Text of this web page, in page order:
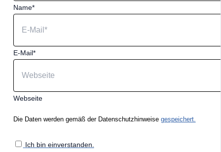
Name*
E-Mail*
Webseite
Die Daten werden gemäß der Datenschutzhinweise gespeichert.
Ich bin einverstanden.